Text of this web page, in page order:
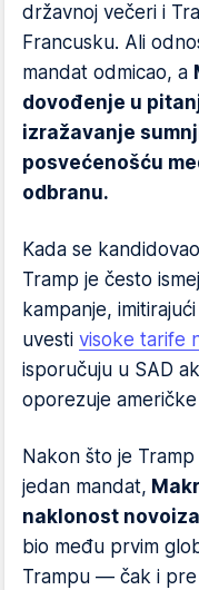
državnoj večeri i
Francusku. Ali
mandat odmicao, a
dovođenje u
izražavanje
posvećenošću
odbranu.
Kada se
Tramp je često
kampanje,
uvesti visoke tarife
isporučuju u SAD
oporezuje
Nakon što je
jedan mandat,
naklonost
bio među prvim
Trampu — čak i pre